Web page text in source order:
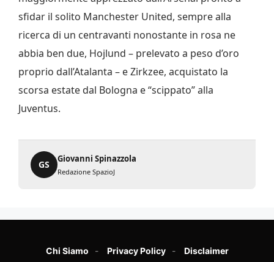
sfidar il solito Manchester United, sempre alla
ricerca di un centravanti nonostante in rosa ne
abbia ben due, Hojlund – prelevato a peso d’oro
proprio dall’Atalanta – e Zirkzee, acquistato la
scorsa estate dal Bologna e “scippato” alla
Juventus.
GS
Giovanni Spinazzola
Redazione SpazioJ
Chi Siamo Privacy Policy Disclaimer